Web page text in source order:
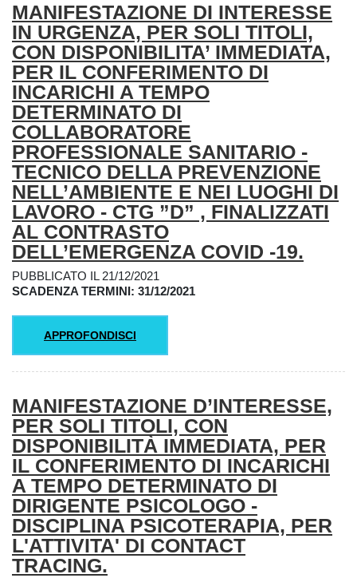
MANIFESTAZIONE DI INTERESSE
IN URGENZA, PER SOLI TITOLI,
CON DISPONIBILITA’ IMMEDIATA,
PER IL CONFERIMENTO DI
INCARICHI A TEMPO
DETERMINATO DI
COLLABORATORE
PROFESSIONALE SANITARIO -
TECNICO DELLA PREVENZIONE
NELL’AMBIENTE E NEI LUOGHI DI
LAVORO - CTG ”D” , FINALIZZATI
AL CONTRASTO
DELL’EMERGENZA COVID -19.
PUBBLICATO IL 21/12/2021
SCADENZA TERMINI: 31/12/2021
APPROFONDISCI
MANIFESTAZIONE D’INTERESSE,
PER SOLI TITOLI, CON
DISPONIBILITÀ IMMEDIATA, PER
IL CONFERIMENTO DI INCARICHI
A TEMPO DETERMINATO DI
DIRIGENTE PSICOLOGO -
DISCIPLINA PSICOTERAPIA, PER
L'ATTIVITA' DI CONTACT
TRACING.